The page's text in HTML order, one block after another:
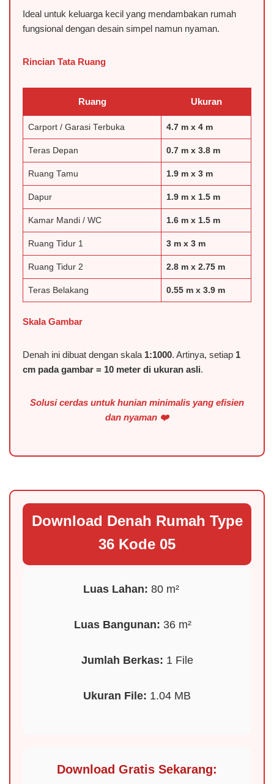
Ideal untuk keluarga kecil yang mendambakan rumah
fungsional dengan desain simpel namun nyaman.
Rincian Tata Ruang
Ruang Ukuran
Carport / Garasi Terbuka 4.7 m x 4 m
Teras Depan 0.7 m x 3.8 m
️Ruang Tamu 1.9 m x 3 m
Dapur 1.9 m x 1.5 m
Kamar Mandi / WC 1.6 m x 1.5 m
️Ruang Tidur 1 3 m x 3 m
️Ruang Tidur 2 2.8 m x 2.75 m
Teras Belakang 0.55 m x 3.9 m
Skala Gambar
Denah ini dibuat dengan skala 1:1000. Artinya, setiap 1
cm pada gambar = 10 meter di ukuran asli.
Solusi cerdas untuk hunian minimalis yang efisien
dan nyaman ❤️
Download Denah Rumah Type
36 Kode 05
Luas Lahan: 80 m²
Luas Bangunan: 36 m²
Jumlah Berkas: 1 File
Ukuran File: 1.04 MB
Download Gratis Sekarang: